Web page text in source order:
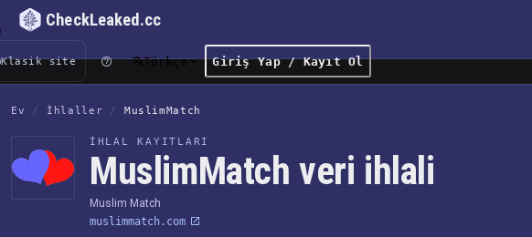
CheckLeaked.cc
Klasik site Türkçe Giriş Yap / Kayıt Ol
Ev / İhlaller / MuslimMatch
İHLAL KAYITLARI
MuslimMatch veri ihlali
Muslim Match
muslimmatch.com